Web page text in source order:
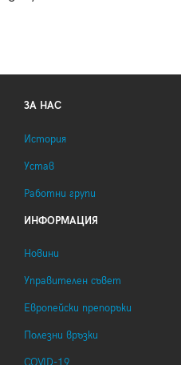
ЗА НАС
История
Устав
Работни групи
ИНФОРМАЦИЯ
Новини
Управителен съвет
Европейски препоръки
Полезни връзки